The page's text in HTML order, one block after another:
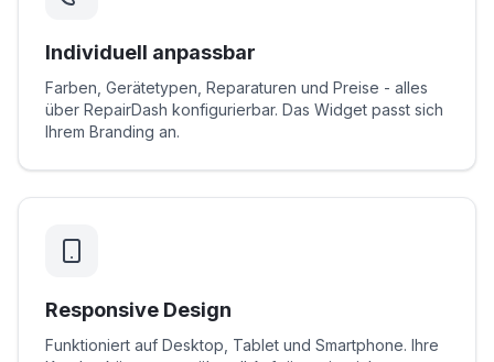
Individuell anpassbar
Farben, Gerätetypen, Reparaturen und Preise - alles
über RepairDash konfigurierbar. Das Widget passt sich
Ihrem Branding an.
Responsive Design
Funktioniert auf Desktop, Tablet und Smartphone. Ihre